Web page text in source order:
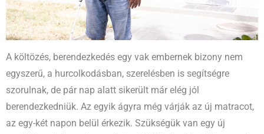
A költözés, berendezkedés egy vak embernek bizony nem
egyszerű, a hurcolkodásban, szerelésben is segítségre
szorulnak, de pár nap alatt sikerült már elég jól
berendezkedniük. Az egyik ágyra még várják az új matracot,
az egy-két napon belül érkezik. Szükségük van egy új